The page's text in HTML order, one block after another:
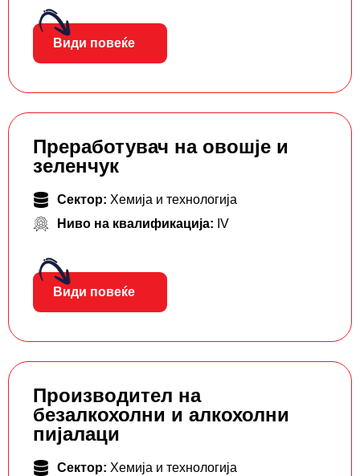
Види повеќе
Преработувач на овошје и
зеленчук
Сектор: Хемија и технологија
Ниво на квалификација: IV
Види повеќе
Производител на
безалкохолни и алкохолни
пијалаци
Сектор: Хемија и технологија